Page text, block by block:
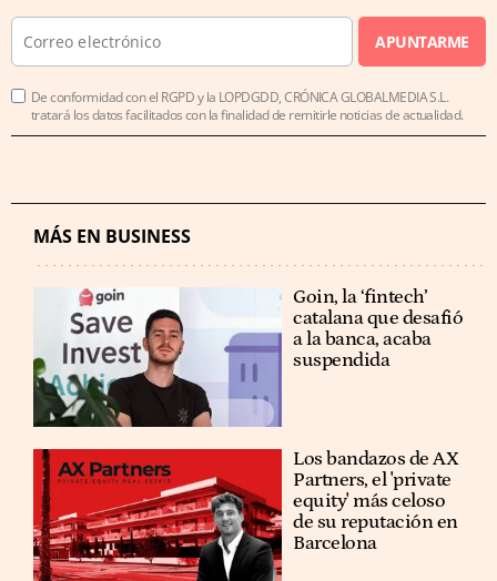
APUNTARME
De conformidad con el RGPD y la LOPDGDD, CRÓNICA GLOBALMEDIA S.L.
tratará los datos facilitados con la finalidad de remitirle noticias de actualidad.
MÁS EN BUSINESS
Goin, la ‘fintech’
catalana que desafió
a la banca, acaba
suspendida
Los bandazos de AX
Partners, el 'private
equity' más celoso
de su reputación en
Barcelona